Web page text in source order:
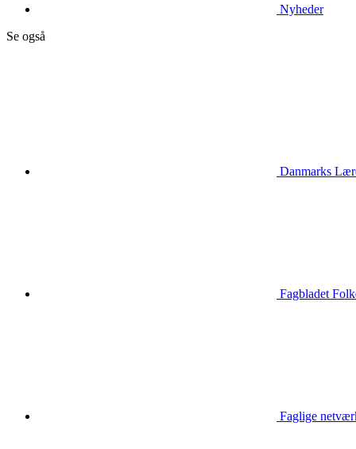
Nyheder
Se også
Danmarks
Fagbladet
Faglige